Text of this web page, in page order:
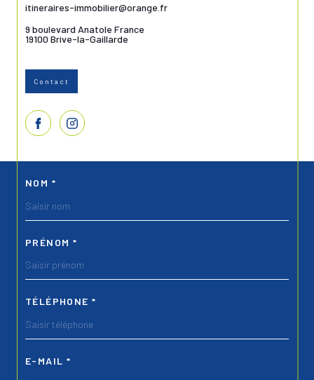
NOM *
PRÉNOM *
TÉLÉPHONE *
E-MAIL *
itineraires-immobilier@orange.fr
9 boulevard Anatole France
19100
Brive-la-Gaillarde
Contact